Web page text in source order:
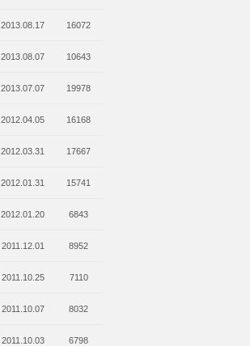
2013.08.17 16072
2013.08.07 10643
2013.07.07 19978
2012.04.05 16168
2012.03.31 17667
2012.01.31 15741
2012.01.20 6843
2011.12.01 8952
2011.10.25 7110
2011.10.07 8032
2011.10.03 6798